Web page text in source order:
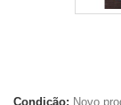
Condição: Novo